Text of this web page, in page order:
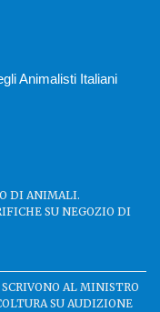
Animalisti Italiani
DI ANIMALI.
SU NEGOZIO DI
AL MINISTRO
SU AUDIZIONE